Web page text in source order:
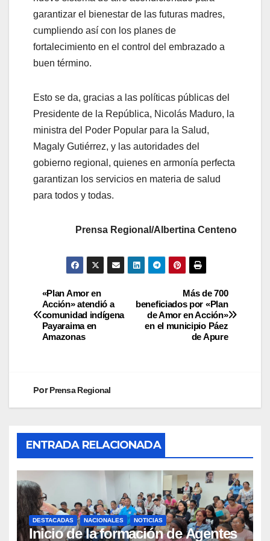
garantizar el bienestar de las futuras madres,
cumpliendo así con los planes de
fortalecimiento en el control del embrazado a
buen término.
Esto se da, gracias a las políticas públicas del
Presidente de la República, Nicolás Maduro, la
ministra del Poder Popular para la Salud,
Magaly Gutiérrez, y las autoridades del
gobierno regional, quienes en armonía perfecta
garantizan los servicios en materia de salud
para todos y todas.
Prensa Regional/Albertina Centeno
Más de 700
beneficiados por «Plan
de Amor en Acción»
en el municipio Páez
de Apure
«Plan Amor en
Acción» atendió a
comunidad indígena
Payaraima en
Amazonas
PorPrensa Regional
ENTRADA RELACIONADA
DESTACADAS NACIONALES NOTICIAS
Inicio de la formación de Agentes